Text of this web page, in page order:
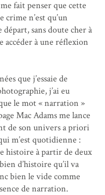
fait penser que cette
crime n’est qu’un
sans doute cher à
accéder à une réflexion
que j’essaie de
j’ai eu
le mot « narration »
Mac Adams me lance
de son univers a priori
m’est quotidienne :
histoire à partir de deux
d’histoire qu’il va
bien le vide comme
de narration.